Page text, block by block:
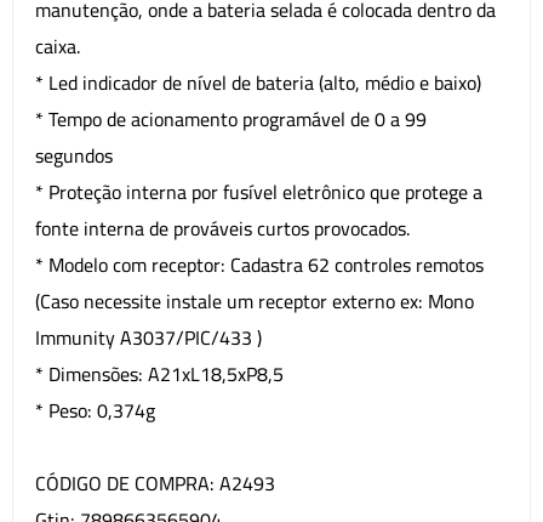
manutenção, onde a bateria selada é colocada dentro da
caixa.
* Led indicador de nível de bateria (alto, médio e baixo)
* Tempo de acionamento programável de 0 a 99
segundos
* Proteção interna por fusível eletrônico que protege a
fonte interna de prováveis curtos provocados.
* Modelo com receptor: Cadastra 62 controles remotos
(Caso necessite instale um receptor externo ex: Mono
Immunity A3037/PIC/433 )
* Dimensões: A21xL18,5xP8,5
* Peso: 0,374g
CÓDIGO DE COMPRA: A2493